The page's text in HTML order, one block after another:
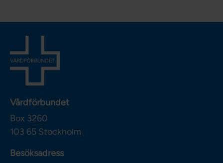
Vårdförbundet
Box 3260
103 65 Stockholm
Besöksadress